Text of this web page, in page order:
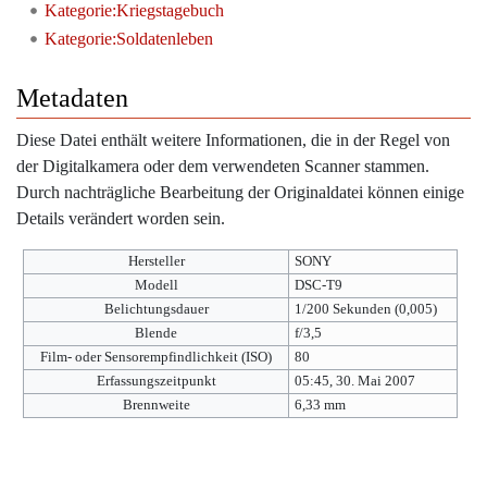
Kategorie:Kriegstagebuch
Kategorie:Soldatenleben
Metadaten
Diese Datei enthält weitere Informationen, die in der Regel von
der Digitalkamera oder dem verwendeten Scanner stammen.
Durch nachträgliche Bearbeitung der Originaldatei können einige
Details verändert worden sein.
Hersteller
SONY
Modell
DSC-T9
Belichtungsdauer
1/200 Sekunden (0,005)
Blende
f/3,5
Film- oder Sensorempfindlichkeit (ISO)
80
Erfassungszeitpunkt
05:45, 30. Mai 2007
Brennweite
6,33 mm